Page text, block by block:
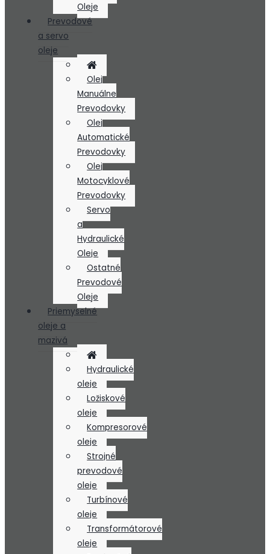
Oleje
Prevodové
a servo
oleje
Olej
Manuálne
Prevodovky
Olej
Automatické
Prevodovky
Olej
Motocyklové
Prevodovky
Servo
a
Hydraulické
Oleje
Ostatné
Prevodové
Oleje
Priemyselné
oleje a
mazivá
Hydraulické
oleje
Ložiskové
oleje
Kompresorové
oleje
Strojné
prevodové
oleje
Turbínové
oleje
Transformátorové
oleje